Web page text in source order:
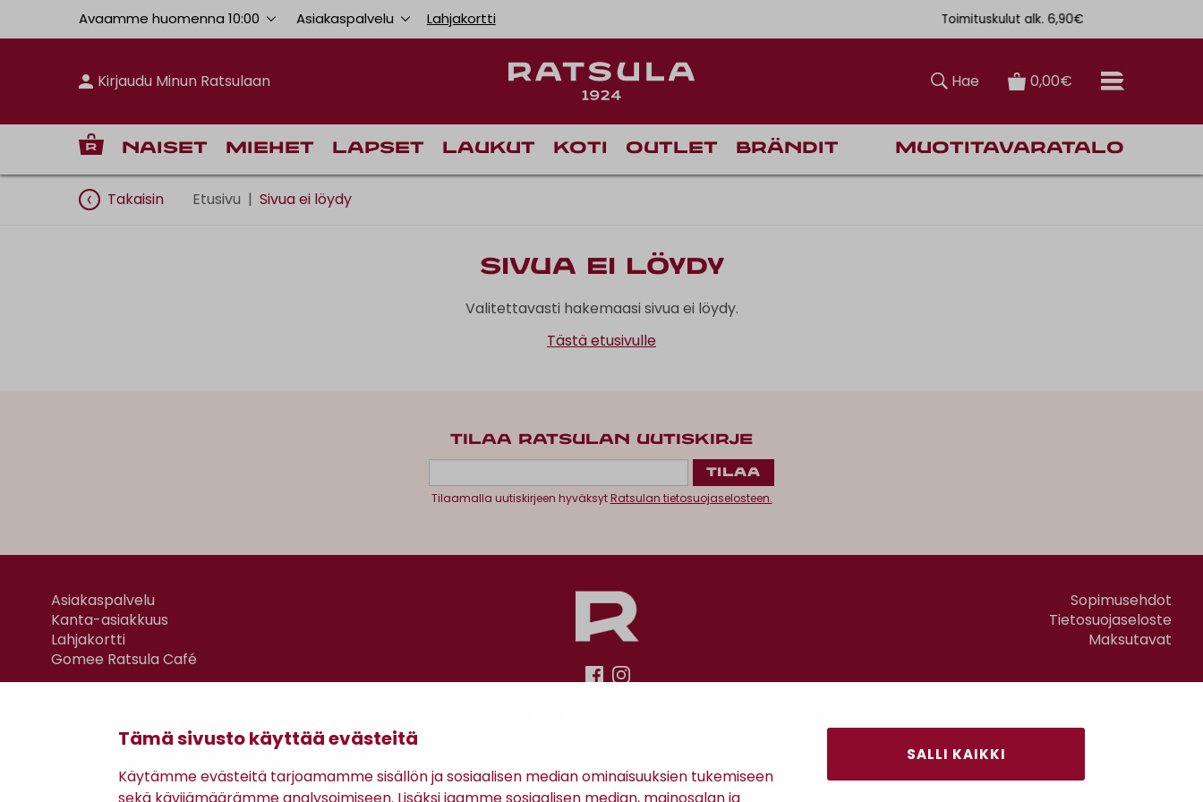
Tämä sivusto käyttää evästeitä
Käytämme evästeitä tarjoamamme sisällön ja sosiaalisen median ominaisuuksien tukemiseen
SALLI KAIKKI
Avaamme huomenna 10:00 Asiakaspalvelu Lahjakortti Toimituskulut alk. 6,90€
Kirjaudu Minun Ratsulaan Hae 0,00€
Naiset Miehet Lapset Laukut Koti Outlet Brändit Muotitavaratalo
Takaisin Etusivu | Sivua ei löydy
Sivua ei löydy
Valitettavasti hakemaasi sivua ei löydy.
Tästä etusivulle
TILAA RATSULAN UUTISKIRJE
Tilaamalla uutiskirjeen hyväksytRatsulan tietosuojaselosteen.
Asiakaspalvelu
Kanta-asiakkuus
Lahjakortti
Gomee Ratsula Café
Sopimusehdot
Tietosuojaseloste
Maksutavat